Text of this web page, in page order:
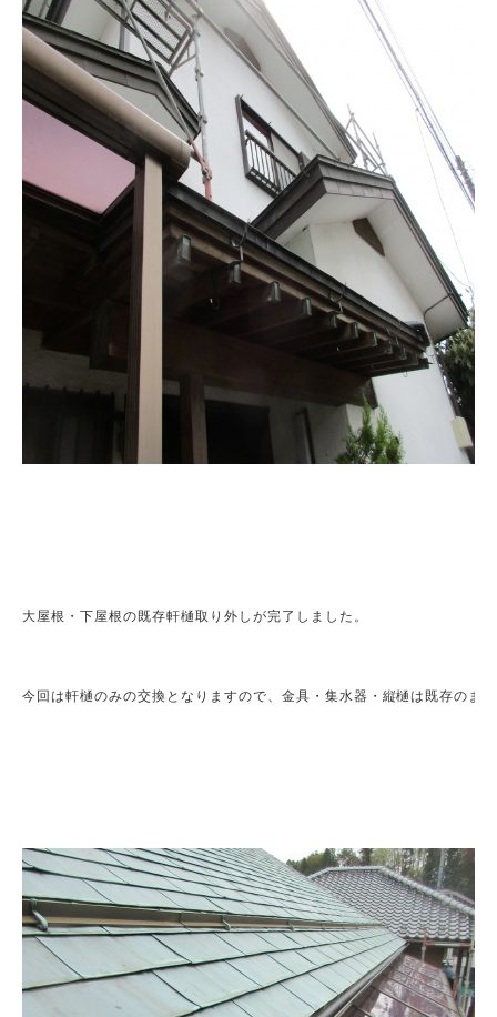
大屋根・下屋根の既存軒樋取り外しが完了しました。
今回は軒樋のみの交換となりますので、金具・集水器・縦樋は既存のま